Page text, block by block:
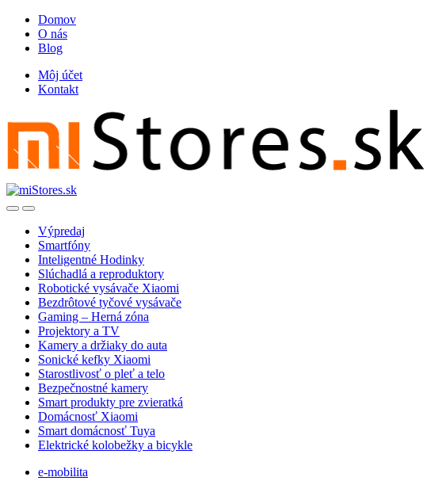
Skip
navigation
Skip
content
Domov
O nás
Blog
Môj účet
Kontakt
OpenClose
Výpredaj
Smartfóny
Inteligentné Hodinky
Slúchadlá a reproduktory
Robotické vysávače Xiaomi
Bezdrôtové tyčové vysávače
Gaming – Herná zóna
Projektory a TV
Kamery a držiaky do auta
Sonické kefky Xiaomi
Starostlivosť o pleť a telo
Bezpečnostné kamery
Smart produkty pre zvieratká
Domácnosť Xiaomi
Smart domácnosť Tuya
Elektrické kolobežky a bicykle
e-mobilita